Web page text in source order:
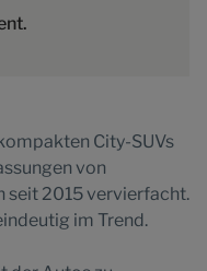
City-SUVs
von
seit 2015 vervierfacht.
im Trend.